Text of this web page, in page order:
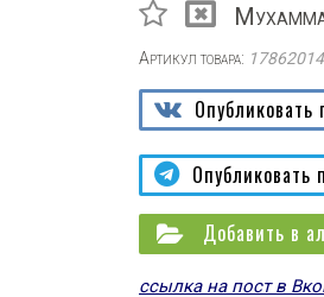
Артикул товара:
Опубликовать
Опубликовать
Добавить в
ссылка на пост в